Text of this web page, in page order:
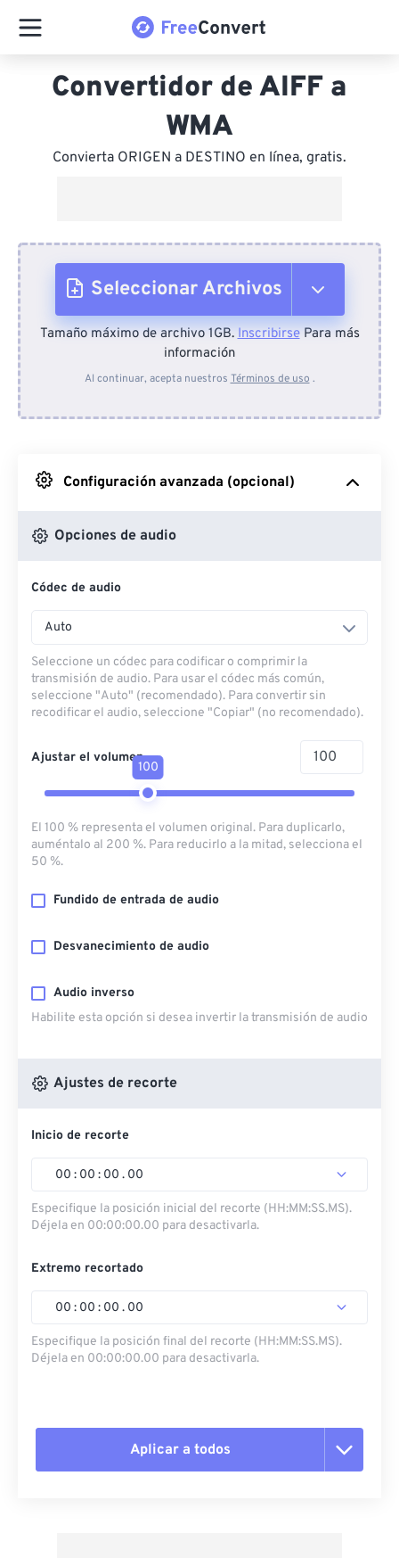
Convertidor de AIFF a
WMA
Convierta ORIGEN a DESTINO en línea, gratis.
Seleccionar Archivos
Desde el dispositivo
Desde Google Drive
Desde OneDrive
Desde URL
Tamaño máximo de archivo 1GB.InscribirsePara más
información
Al continuar, acepta nuestros Términos de uso .
Configuración avanzada (opcional)
Opciones de audio
Códec de audio
Auto
Seleccione un códec para codificar o comprimir la
transmisión de audio. Para usar el códec más común,
seleccione "Auto" (recomendado). Para convertir sin
recodificar el audio, seleccione "Copiar" (no recomendado).
Ajustar el volumen
100
El 100 % representa el volumen original. Para duplicarlo,
auméntalo al 200 %. Para reducirlo a la mitad, selecciona el
50 %.
Fundido de entrada de audio
Desvanecimiento de audio
Audio inverso
Habilite esta opción si desea invertir la transmisión de audio
Ajustes de recorte
Inicio de recorte
00 : 00 : 00 . 00
Especifique la posición inicial del recorte (HH:MM:SS.MS).
Déjela en 00:00:00.00 para desactivarla.
Extremo recortado
00 : 00 : 00 . 00
Especifique la posición final del recorte (HH:MM:SS.MS).
Déjela en 00:00:00.00 para desactivarla.
Aplicar a todos